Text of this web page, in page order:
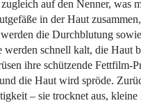
auf den Nenner, was
in der Haut
die Durchblutung
werden schnell kalt, die Haut
ihre schützende Fettfilm-
die Haut wird spröde.
– sie trocknet aus,